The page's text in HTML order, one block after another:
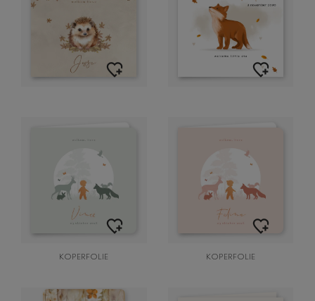
KOPERFOLIE KOPERFOLIE